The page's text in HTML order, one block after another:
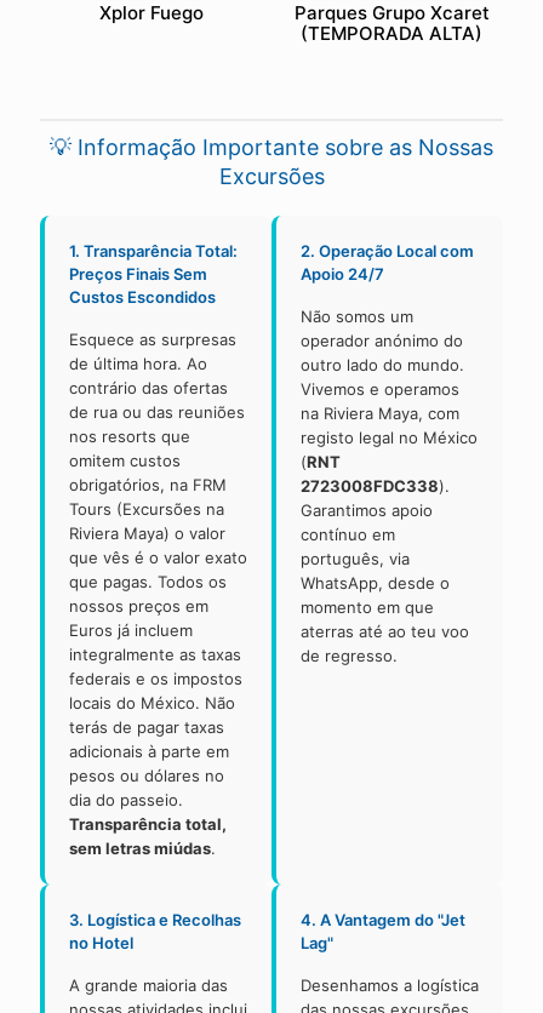
Xplor Fuego
Parques Grupo Xcaret
(TEMPORADA ALTA)
💡 Informação Importante sobre as Nossas
Excursões
1. Transparência Total:
Preços Finais Sem
Custos Escondidos
Esquece as surpresas
de última hora. Ao
contrário das ofertas
de rua ou das reuniões
nos resorts que
omitem custos
obrigatórios, na FRM
Tours (Excursões na
Riviera Maya) o valor
que vês é o valor exato
que pagas. Todos os
nossos preços em
Euros já incluem
integralmente as taxas
federais e os impostos
locais do México. Não
terás de pagar taxas
adicionais à parte em
pesos ou dólares no
dia do passeio.
Transparência total,
sem letras miúdas.
2. Operação Local com
Apoio 24/7
Não somos um
operador anónimo do
outro lado do mundo.
Vivemos e operamos
na Riviera Maya, com
registo legal no México
(RNT
2723008FDC338).
Garantimos apoio
contínuo em
português, via
WhatsApp, desde o
momento em que
aterras até ao teu voo
de regresso.
3. Logística e Recolhas
no Hotel
A grande maioria das
4. A Vantagem do "Jet
Lag"
Desenhamos a logística